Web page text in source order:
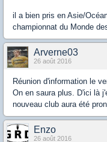
il a bien pris en Asie/
championnat du Monde
Arverne03
26 août 2016
Réunion d'information le
On en saura plus. D'ici là
nouveau club aura été
Enzo
26 août 2016